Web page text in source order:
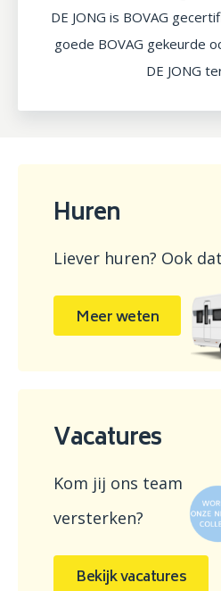
DE JONG is BOVAG
goede BOVAG gekeurde
DE JONG
Huren
Liever huren? Ook
Meer weten
Vacatures
Kom jij ons team
versterken?
Bekijk vacatures